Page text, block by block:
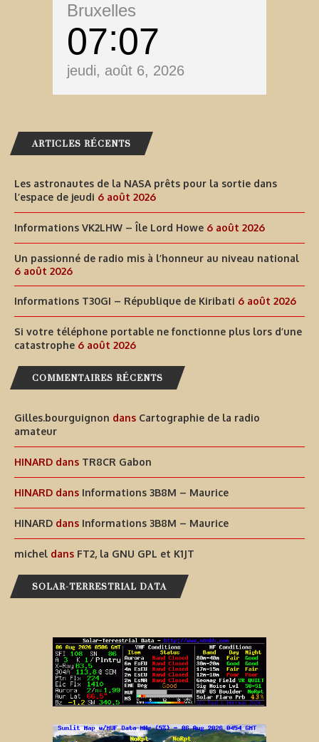
Bruxelles
07 07
jeudi, août 6, 2026
ARTICLES RÉCENTS
Les astronautes de la NASA prêts pour la sortie dans
l’espace de jeudi 6 août 2026
Informations VK2LHW – Île Lord Howe 6 août 2026
Un passionné de radio mis à l’honneur au niveau national
6 août 2026
Informations T30GI – République de Kiribati 6 août 2026
Si votre téléphone portable ne fonctionne plus lors d’une
catastrophe 6 août 2026
COMMENTAIRES RÉCENTS
Gilles.bourguignon dans Cartographie de la radio
amateur
HINARD dans TR8CR Gabon
HINARD dans Informations 3B8M – Maurice
HINARD dans Informations 3B8M – Maurice
michel dans FT2, la GNU GPL et K1JT
SOLAR-TERRESTRIAL DATA